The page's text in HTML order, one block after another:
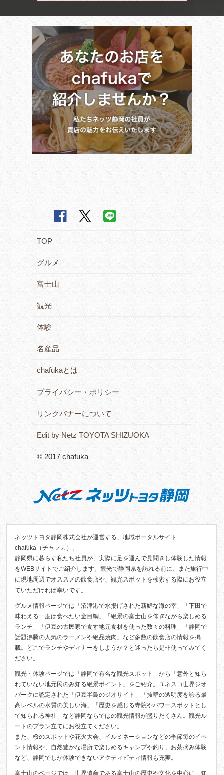
TOP
グルメ
富士山
観光
体験
名産品
chafukaとは
プライバシー・ポリシー
リンクバナーについて
Edit by Netz TOYOTA SHIZUOKA
© 2017 chafuka
ネッツトヨタ静岡株式会社が運営する、地域ポータルサイト
chafuka（チャフカ）。
静岡県に暮らす私たち社員が、実際に足を運んで見聞きし体験した情報
をWEBサイトでご紹介します。観光で静岡県を訪れる前に、また旅行中
に現地周辺でオススメの飲食店や、観光スポットを検索する際にお役立
ていただければ幸いです。
グルメ情報ページでは「沼津港で水揚げされた新鮮な海の幸」「下田で
味わえる一度は食べたい金目鯛」「絶景の富士山を仰ぎながら楽しめる
ランチ」「伊豆の古民家で食す地元食材を使った数々の料理」「静岡で
話題沸騰の人気のラーメンや絶品焼肉」など多数の飲食店の情報を掲
載。どこでランチやディナーをしようか？と迷ったら是非使ってみてく
ださい。
観光・体験ページでは「静岡で有名な観光スポット」から「意外と知ら
れていない地元民のみ知る絶景ポイント」をご紹介。ユネスコ世界ジオ
パークに認定された「伊豆半島のジオサイト」「抜群の透明度を誇る最
高レベルの水質の美しい海」「歴史を感じる寺院やパワースポットとし
て知られる神社」など静岡ならではの観光情報が盛りだくさん。観光ル
ートのプラン立てにお役立てください。
また、桜のスポットや花火大会、イルミネーションなどの季節毎のイベ
ント情報や、自然豊かな場所で楽しめるキャンプや釣り、お茶摘み体験
など、静岡でしか体験できないアクティビティ情報も充実。